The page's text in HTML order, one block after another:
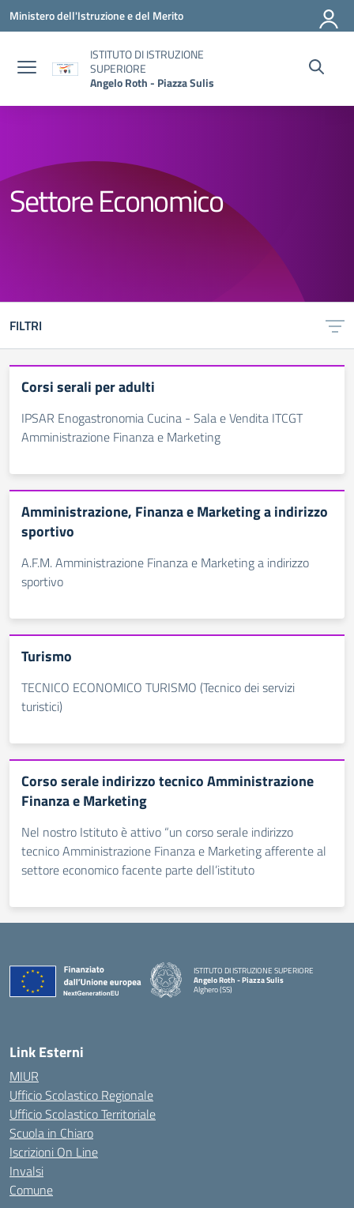
Vai ai contenuti
Vai al menu di navigazione
Vai al footer
Ministero dell'Istruzione e del Merito
ISTITUTO DI ISTRUZIONE
SUPERIORE
Angelo Roth - Piazza Sulis
Settore Economico
FILTRI
Corsi serali per adulti
IPSAR Enogastronomia Cucina - Sala e Vendita ITCGT
Amministrazione Finanza e Marketing
Amministrazione, Finanza e Marketing a indirizzo
sportivo
A.F.M. Amministrazione Finanza e Marketing a indirizzo
sportivo
Turismo
TECNICO ECONOMICO TURISMO (Tecnico dei servizi
turistici)
Corso serale indirizzo tecnico Amministrazione
Finanza e Marketing
Nel nostro Istituto è attivo “un corso serale indirizzo
tecnico Amministrazione Finanza e Marketing afferente al
settore economico facente parte dell’istituto
ISTITUTO DI ISTRUZIONE SUPERIORE
Angelo Roth - Piazza Sulis
Alghero (SS)
— Visita la pagina iniziale della scuola
Link Esterni
MIUR
Ufficio Scolastico Regionale
Ufficio Scolastico Territoriale
Scuola in Chiaro
Iscrizioni On Line
Invalsi
Comune